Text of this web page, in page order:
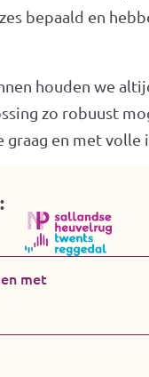
bepaald en
houden we
zo robuust
graag en met
met